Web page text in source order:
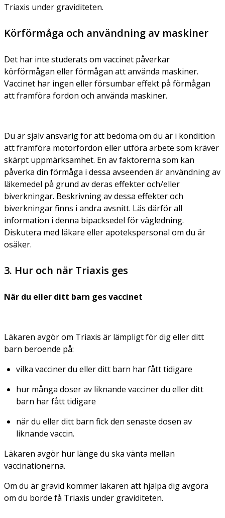
Triaxis under graviditeten.
Körförmåga och användning av maskiner
Det har inte studerats om vaccinet påverkar
körförmågan eller förmågan att använda maskiner.
Vaccinet har ingen eller försumbar effekt på förmågan
att framföra fordon och använda maskiner.
Du är själv ansvarig för att bedöma om du är i kondition
att framföra motorfordon eller utföra arbete som kräver
skärpt uppmärksamhet. En av faktorerna som kan
påverka din förmåga i dessa avseenden är användning av
läkemedel på grund av deras effekter och/eller
biverkningar. Beskrivning av dessa effekter och
biverkningar finns i andra avsnitt. Läs därför all
information i denna bipacksedel för vägledning.
Diskutera med läkare eller apotekspersonal om du är
osäker.
3. Hur och när Triaxis ges
När du eller ditt barn ges vaccinet
Läkaren avgör om Triaxis är lämpligt för dig eller ditt
barn beroende på:
vilka vacciner du eller ditt barn har fått tidigare
hur många doser av liknande vacciner du eller ditt
barn har fått tidigare
när du eller ditt barn fick den senaste dosen av
liknande vaccin.
Läkaren avgör hur länge du ska vänta mellan
vaccinationerna.
Om du är gravid kommer läkaren att hjälpa dig avgöra
om du borde få Triaxis under graviditeten.